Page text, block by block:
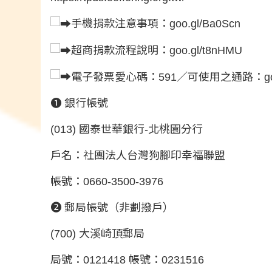
手機捐款注意事項： goo.gl/Ba0Scn
超商捐款流程說明： goo.gl/t8nHMU
電子發票愛心碼：591／可使用之通路：
❶ 銀行帳號
(013) 國泰世華銀行-北桃園分行
戶名：社團法人台灣狗腳印幸福聯盟
帳號：0660-3500-3976
❷ 郵局帳號（非劃撥戶）
(700) 大溪崎頂郵局
局號：0121418 帳號：0231516